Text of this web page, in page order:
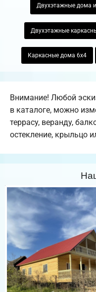
Двухэтажные дома
Двухэтажные
Каркасные дома 6х4
Внимание! Любой
в каталоге, можно
террасу, веранду,
остекление, крыльцо